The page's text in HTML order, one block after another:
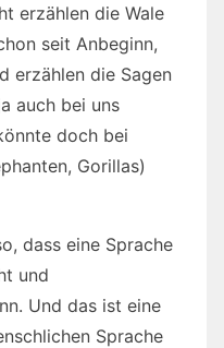
erzählen die Wale
seit Anbeginn,
erzählen die Sagen
auch bei uns
doch bei
Gorillas)
dass eine Sprache
und
Und das ist eine
Sprache